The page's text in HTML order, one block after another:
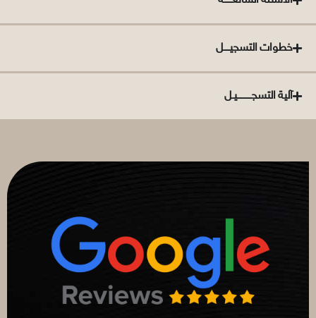
خطوات التسجيــــل